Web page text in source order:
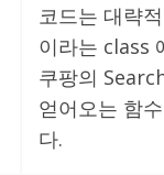
코드는 대략
이라는 class
쿠팡의
얻어오는 함
다.